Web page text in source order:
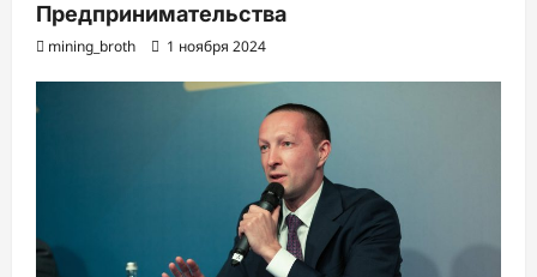
Предпринимательства
mining_broth 1 ноября 2024